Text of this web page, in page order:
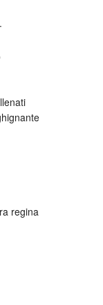
regina